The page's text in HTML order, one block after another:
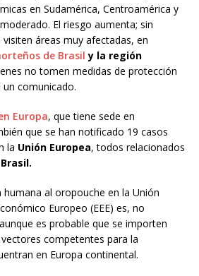
en Sudamérica, Centroamérica y
El riesgo aumenta; sin
áreas muy afectadas, en
de Brasily la región
no tomen medidas de protección
un comunicado.
Europa, que tiene sede en
que se han notificado 19 casos
la Unión Europea, todos relacionados
humana al oropouche en la Unión
Europeo (EEE) es, no
es probable que se importen
competentes para la
en Europa continental.